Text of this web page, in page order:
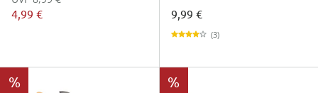
4,99 € 9,99 €
(3)
% %